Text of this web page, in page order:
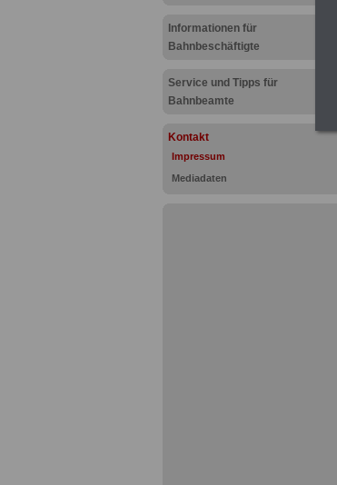
Informationen für
Bahnbeschäftigte
Service und Tipps für
Bahnbeamte
Kontakt
Impressum
Mediadaten